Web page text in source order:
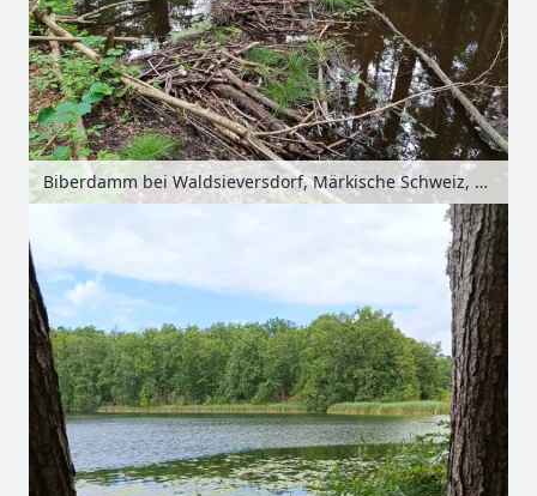
Biberdamm bei Waldsieversdorf, Märkische Schweiz, Seenland Oder-Spree, Brandenburg, Deutschland